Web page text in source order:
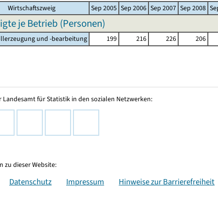
Wirtschaftszweig Sep 2005 Sep 2006 Sep 2007 Sep 2008
je Betrieb (Personen)
und -bearbeitung 199 216 226 206
Landesamt für Statistik in den sozialen Netzwerken:
zu dieser Website:
Datenschutz Impressum Hinweise zur Barrierefreiheit